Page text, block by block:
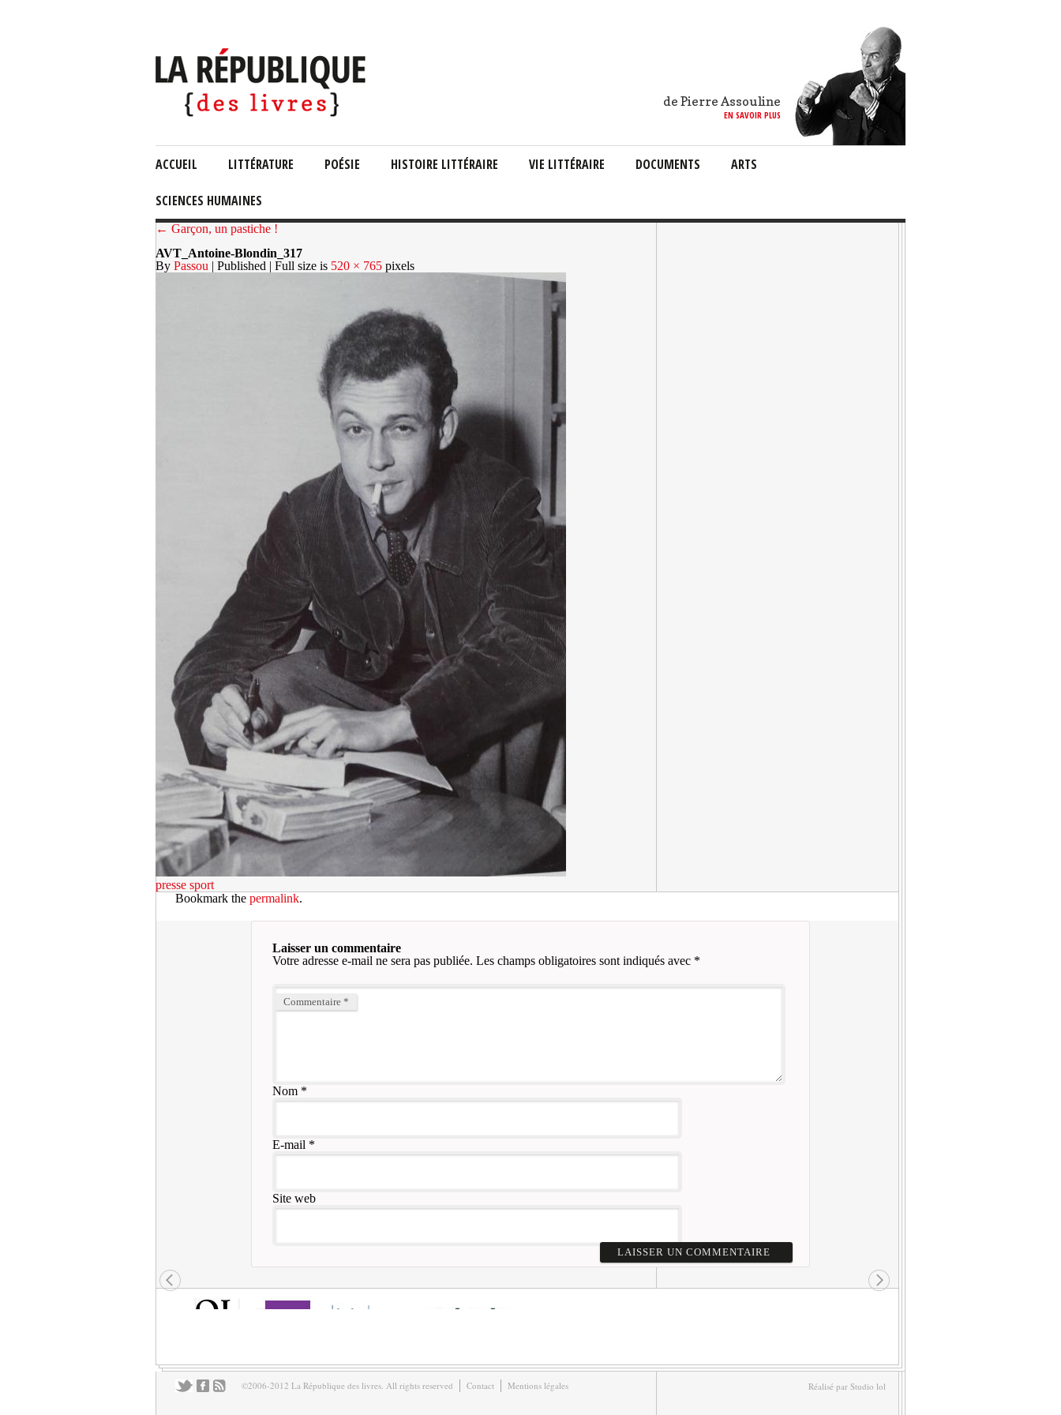
de Pierre Assouline
EN SAVOIR PLUS
ACCUEIL LITTÉRATURE POÉSIE HISTOIRE LITTÉRAIRE VIE LITTÉRAIRE DOCUMENTS ARTS
SCIENCES HUMAINES
← Garçon, un pastiche !
AVT_Antoine-Blondin_317
By Passou | Published | Full size is 520 × 765 pixels
presse sport
Bookmark the permalink.
Laisser un commentaire
Votre adresse e-mail ne sera pas publiée. Les champs obligatoires sont indiqués avec *
Commentaire *
Nom*
E-mail *
Site web
Réalisé par Studio lol
©2006-2012 La République des livres. All rights reserved Contact Mentions légales